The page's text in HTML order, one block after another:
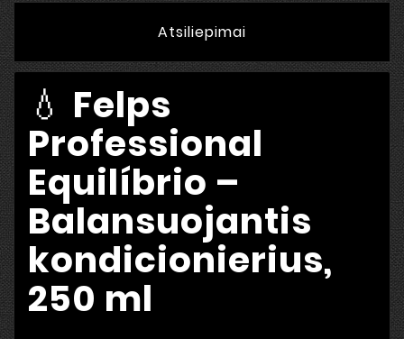
Atsiliepimai
💧 Felps
Professional
Equilíbrio –
Balansuojantis
kondicionierius,
250 ml